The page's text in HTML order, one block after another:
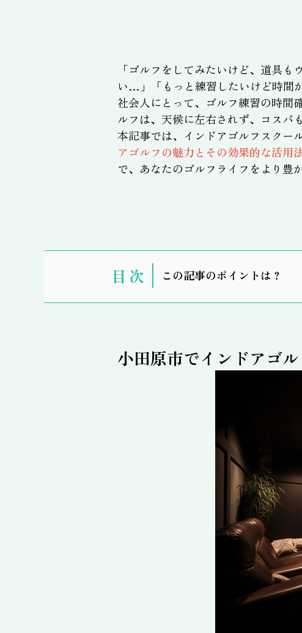
「ゴルフをしてみたいけど、道具
い…」「もっと練習したいけど時間
社会人にとって、ゴルフ練習の時間
ルフは、天候に左右されず、コスパ
本記事では、インドアゴルフスクー
アゴルフの魅力とその効果的な活用
で、あなたのゴルフライフをより豊
この記事のポイントは？
表
示
小田原市でインドアゴ